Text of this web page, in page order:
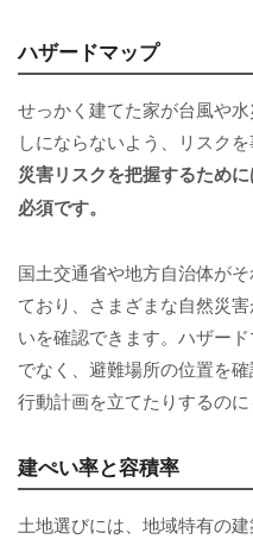
ハザードマップ
せっかく建てた家が台風や
しにならないよう、リスク
災害リスクを把握するため
必須です。
国土交通省や地方自治体が
ており、さまざまな自然災
いを確認できます。ハザー
でなく、避難場所の位置を
行動計画を立てたりするのに
建ぺい率と容積率
土地選びには、地域特有の